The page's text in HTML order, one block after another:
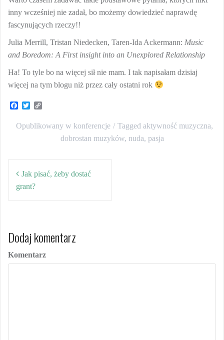
inny wcześniej nie zadał, bo możemy dowiedzieć naprawdę
fascynujących rzeczy!!
Julia Merrill, Tristan Niedecken, Taren-Ida Ackermann: Music
and Boredom: A First insight into an Unexplored Relationship
Ha! To tyle bo na więcej sił nie mam. I tak napisałam dzisiaj
więcej na tym blogu niż przez cały ostatni rok
F
c
e
i
t
y
Opublikowany w konferencje Tagged aktywność muzyczna,
dobrostan muzyków, nuda, pasja
Nawigacja
wpisu
Jak pisać, żeby dostać
grant?
Dodaj komentarz
Komentarz